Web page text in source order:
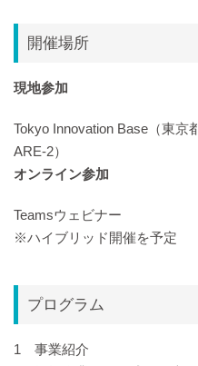
開催場所
現地参加
Tokyo Innovation Base（東
ARE-2）
オンライン参加
Teamsウェビナー
※ハイブリッド開催を予定
プログラム
1 事業紹介